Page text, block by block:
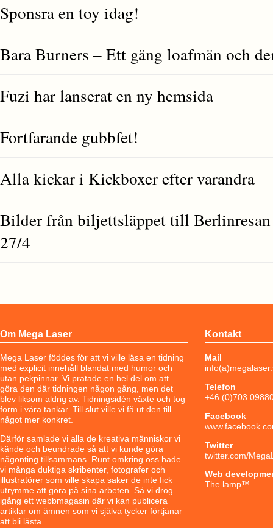
Sponsra en toy idag!
Bara Burners – Ett gäng loafmän och
Fuzi har lanserat en ny hemsida
Fortfarande gubbfet!
Alla kickar i Kickboxer efter varandra
Bilder från biljettsläppet till
27/4
Om Mega Laser
Mega Laser föddes för att vi ville läsa en tidning
med explicit innehåll blandat med humor och
utan pekpinnar. Vi pratade en hel del om att
göra den där tidningen någon gång, men det
blev liksom aldrig av. Tidningsidén växte och tog
form i våra tankar. Till slut ville vi få ut den till
något mer konkret.
Därför samlade vi alla de kreativa människor vi
kände och beundrade så att vi kunde göra
någonting tillsammans. Runt omkring oss hade
vi många duktiga skribenter, fotografer och
illustratörer som ville skapa saker de inte fick
utrymme att göra på sina arbeten. Så vi drog
igång ett webbmagasin där vi kan publicera
artiklar om ämnen som vi själva tycker förtjänar
att bli lästa.
Kontakt
Mail
Telefon
+46 (0)703
Facebook
Twitter
twitter.com/
Web
The lamp™